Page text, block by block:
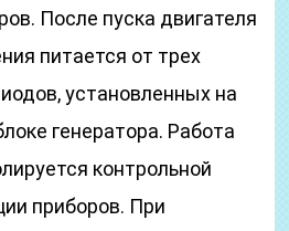
После пуска двигателя
питается от трех
установленных на
генератора. Работа
контрольной
приборов. При